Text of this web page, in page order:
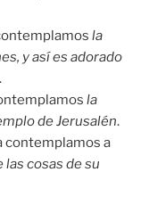
la
y así es adorado
.
la
de Jerusalén.
contemplamos a
las cosas de su